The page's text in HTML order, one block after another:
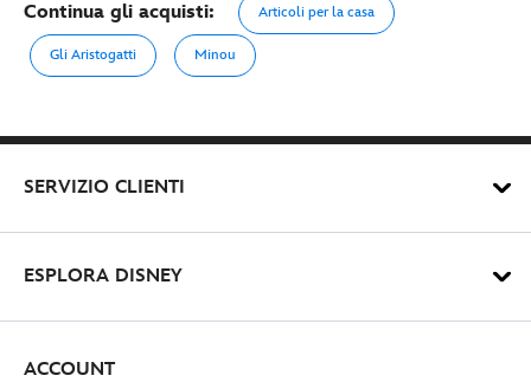
Continua gli acquisti: Articoli per la casa
Gli Aristogatti Minou
SERVIZIO CLIENTI
ESPLORA DISNEY
ACCOUNT